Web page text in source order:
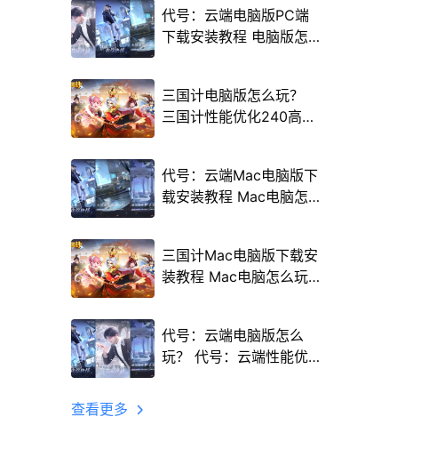
代号：云端电脑版PC端
下载安装教程 电脑版怎
三国计电脑版怎么玩？
三国计性能优化240高帧
代号：云端Mac电脑版下
载安装教程 Mac电脑怎
三国计Mac电脑版下载安
装教程 Mac电脑怎么玩
代号：云端电脑版怎么
玩？ 代号：云端性能优
查看更多